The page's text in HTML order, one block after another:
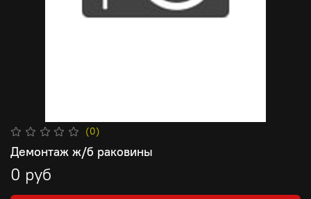
(0)
Демонтаж ж/б раковины
0 руб